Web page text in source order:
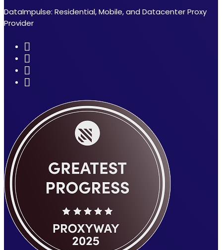
DataImpulse: Residential, Mobile, and Datacenter Proxy
Provider